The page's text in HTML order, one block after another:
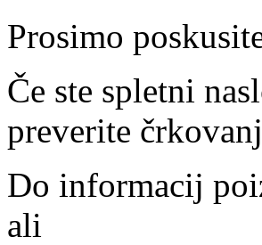
Prosimo
Če ste spletni
preverite
Do informacij
ali